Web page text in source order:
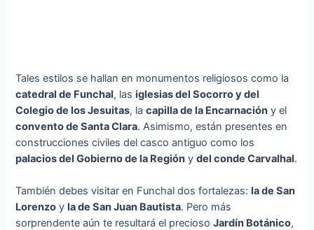
Tales estilos se hallan en monumentos religiosos como la
catedral de Funchal, lasiglesias del Socorro y del
Colegio de los Jesuitas, lacapilla de la Encarnación y el
convento de Santa Clara. Asimismo, están presentes en
construcciones civiles del casco antiguo como los
palacios del Gobierno de la Región ydel conde Carvalhal.
También debes visitar en Funchal dos fortalezas:la de San
Lorenzo yla de San Juan Bautista. Pero más
sorprendente aún te resultará el preciosoJardín Botánico,